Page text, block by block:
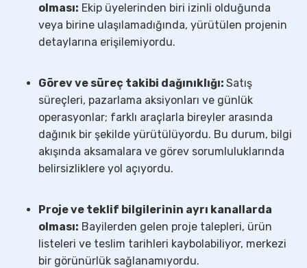
olması: Ekip üyelerinden biri izinli olduğunda
veya birine ulaşılamadığında, yürütülen projenin
detaylarına erişilemiyordu.
Görev ve süreç takibi dağınıklığı: Satış
süreçleri, pazarlama aksiyonları ve günlük
operasyonlar; farklı araçlarla bireyler arasında
dağınık bir şekilde yürütülüyordu. Bu durum, bilgi
akışında aksamalara ve görev sorumluluklarında
belirsizliklere yol açıyordu.
Proje ve teklif bilgilerinin ayrı kanallarda
olması: Bayilerden gelen proje talepleri, ürün
listeleri ve teslim tarihleri kaybolabiliyor, merkezi
bir görünürlük sağlanamıyordu.